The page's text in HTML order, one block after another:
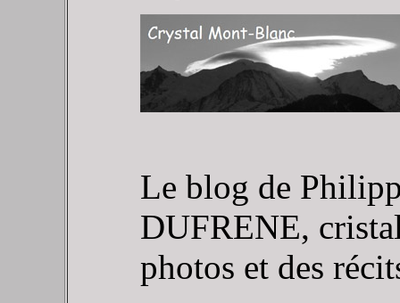
Le blog de
DUFRENE,
photos et des